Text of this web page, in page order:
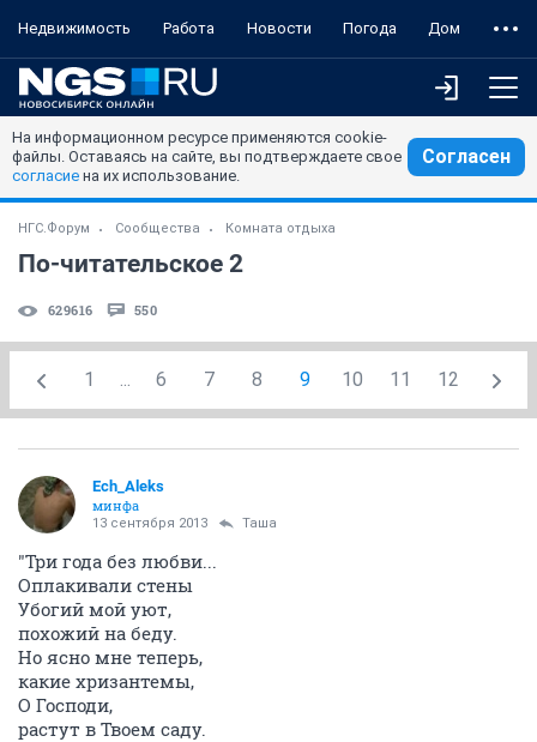
Недвижимость Работа Новости Погода Дом
На информационном ресурсе применяются cookie-
файлы. Оставаясь на сайте, вы подтверждаете свое
согласие на их использование.
Согласен
НГС.Форум Сообщества Комната отдыха
По-читательское 2
629616 550
1 ... 6 7 8 9 10 11 12
Ech_Aleks
минфа
13 сентября 2013 Таша
"Три года без любви...
Оплакивали стены
Убогий мой уют,
похожий на беду.
Но ясно мне теперь,
какие хризантемы,
О Господи,
растут в Твоем саду.